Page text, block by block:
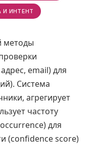
И ИНТЕНТ
методы
email) для
Система
агрегирует
частоту
для
(confidence score)